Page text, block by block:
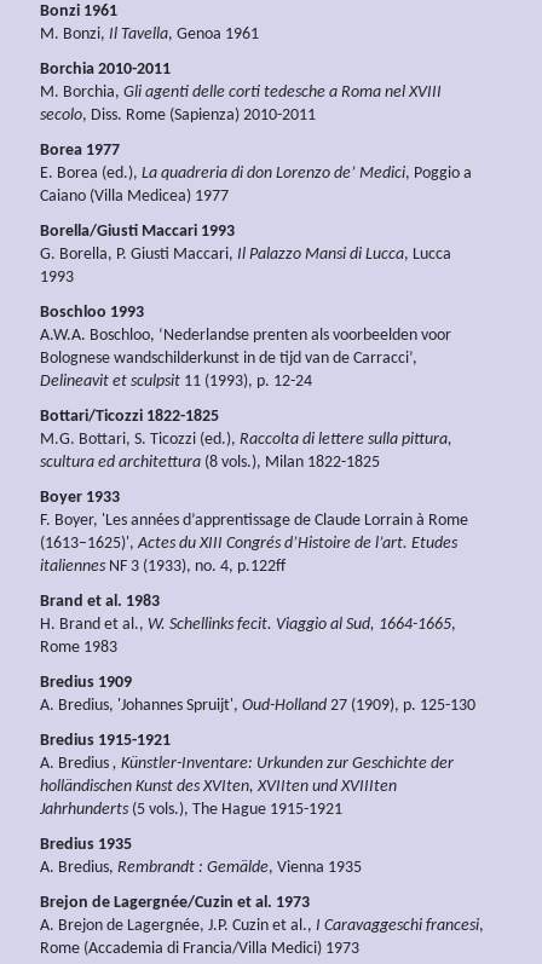
Bonzi 1961
M. Bonzi, Il Tavella, Genoa 1961
Borchia 2010-2011
M. Borchia, Gli agenti delle corti tedesche a Roma nel XVIII
secolo, Diss. Rome (Sapienza) 2010-2011
Borea 1977
E. Borea (ed.), La quadreria di don Lorenzo de’ Medici, Poggio a
Caiano (Villa Medicea) 1977
Borella/Giusti Maccari 1993
G. Borella, P. Giusti Maccari, Il Palazzo Mansi di Lucca, Lucca
1993
Boschloo 1993
A.W.A. Boschloo, ‘Nederlandse prenten als voorbeelden voor
Bolognese wandschilderkunst in de tijd van de Carracci’,
Delineavit et sculpsit 11 (1993), p. 12-24
Bottari/Ticozzi 1822-1825
M.G. Bottari, S. Ticozzi (ed.), Raccolta di lettere sulla pittura,
scultura ed architettura (8 vols.), Milan 1822-1825
Boyer 1933
F. Boyer, 'Les années d’apprentissage de Claude Lorrain à Rome
(1613–1625)',Actes du XIII Congrés d’Histoire de l’art. Etudes
italiennes NF 3 (1933), no. 4, p.122ff
Brand et al. 1983
H. Brand et al., W. Schellinks fecit. Viaggio al Sud, 1664-1665,
Rome 1983
Bredius 1909
A. Bredius, 'Johannes Spruijt', Oud-Holland 27 (1909), p. 125-130
Bredius 1915-1921
A. Bredius , Künstler-Inventare: Urkunden zur Geschichte der
holländischen Kunst des XVIten, XVIIten und XVIIIten
Jahrhunderts (5 vols.), The Hague 1915-1921
Bredius 1935
A. Bredius, Rembrandt : Gemälde, Vienna 1935
Brejon de Lagergnée/Cuzin et al. 1973
A. Brejon de Lagergnée, J.P. Cuzin et al., I Caravaggeschi francesi,
Rome (Accademia di Francia/Villa Medici) 1973